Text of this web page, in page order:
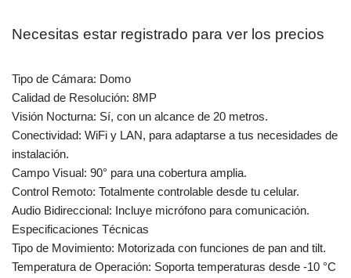
Necesitas estar registrado para ver los precios
Tipo de Cámara: Domo
Calidad de Resolución: 8MP
Visión Nocturna: Sí, con un alcance de 20 metros.
Conectividad: WiFi y LAN, para adaptarse a tus necesidades de
instalación.
Campo Visual: 90° para una cobertura amplia.
Control Remoto: Totalmente controlable desde tu celular.
Audio Bidireccional: Incluye micrófono para comunicación.
Especificaciones Técnicas
Tipo de Movimiento: Motorizada con funciones de pan and tilt.
Temperatura de Operación: Soporta temperaturas desde -10 °C